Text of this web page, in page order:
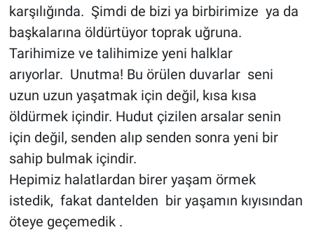
karşılığında. Şimdi de bizi ya birbirimize ya da
başkalarına öldürtüyor toprak uğruna.
Tarihimize ve talihimize yeni halklar
arıyorlar. Unutma! Bu örülen duvarlar seni
uzun uzun yaşatmak için değil, kısa kısa
öldürmek içindir. Hudut çizilen arsalar senin
için değil, senden alıp senden sonra yeni bir
sahip bulmak içindir.
Hepimiz halatlardan birer yaşam örmek
istedik, fakat dantelden bir yaşamın kıyısından
öteye geçemedik .